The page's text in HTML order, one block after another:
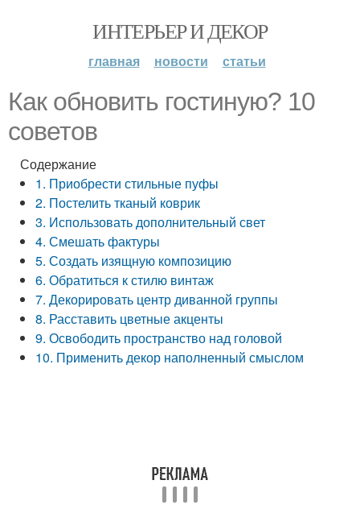
ИНТЕРЬЕР И ДЕКОР
главная новости статьи
Как обновить гостиную? 10
советов
Содержание
1. Приобрести стильные пуфы
2. Постелить тканый коврик
3. Использовать дополнительный свет
4. Смешать фактуры
5. Создать изящную композицию
6. Обратиться к стилю винтаж
7. Декорировать центр диванной группы
8. Расставить цветные акценты
9. Освободить пространство над головой
10. Применить декор наполненный смыслом